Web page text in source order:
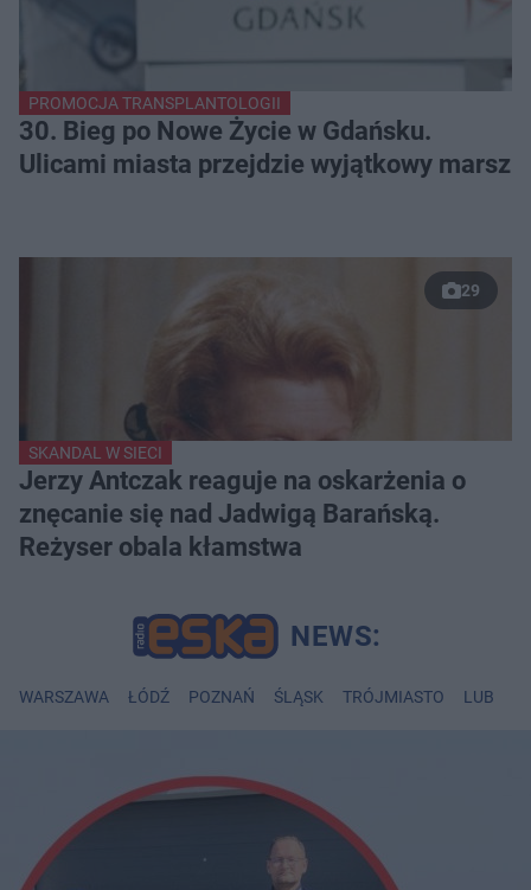
PROMOCJA TRANSPLANTOLOGII
30. Bieg po Nowe Życie w Gdańsku.
Ulicami miasta przejdzie wyjątkowy marsz
29
SKANDAL W SIECI
Jerzy Antczak reaguje na oskarżenia o
znęcanie się nad Jadwigą Barańską.
Reżyser obala kłamstwa
WARSZAWA ŁÓDŹ POZNAŃ ŚLĄSK TRÓJMIASTO LUBLIN